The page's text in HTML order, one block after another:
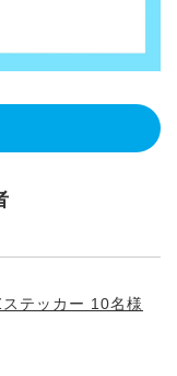
テッカー 10名様